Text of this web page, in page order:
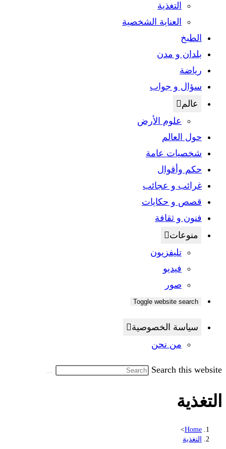
التغذية
العناية الشخصية
الطبخ
بلدان و مدن
رياضة
سؤال و جواب
عالم
علوم الأرض
حول العالم
شخصيات عامة
حكم وأقوال
غرائب و عجائب
قصص و حكايات
فنون و ثقافة
منوعات
تليفزيون
فيديو
صور
Toggle website search
سياسة الخصوصية
من نحن
Search this website
التغذية
Home
>
التغذية